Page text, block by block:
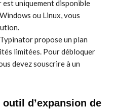
est uniquement disponible
ou Linux, vous
Typinator propose un plan
limitées. Pour débloquer
devez souscrire à un
d’expansion de